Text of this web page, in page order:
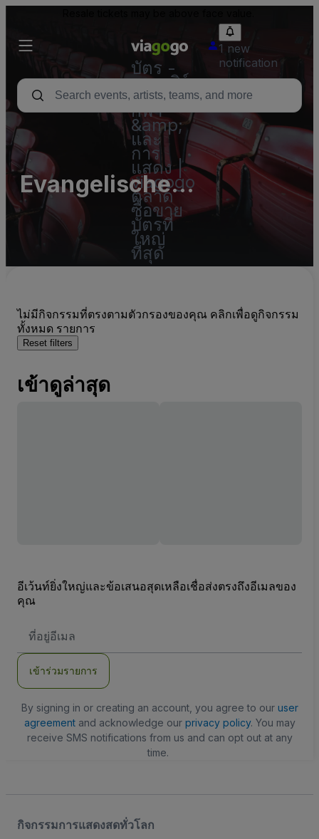
บัตร -
คอนเสิร์ต
บัตร
กีฬา
&amp;
และ
การ
แสดง |
viagogo
ตลาด
ซื้อขาย
บัตรที่
ใหญ่
ที่สุด
1 new
notification
Evangelische
Antholianus Kirche
ไม่มีกิจกรรมที่ตรงตามตัวกรองของคุณ คลิกเพื่อดูกิจกรรม
ทั้งหมด รายการ
Reset filters
เข้าดูล่าสุด
อีเว้นท์ยิ่งใหญ่และข้อเสนอสุดเหลือเชื่อส่งตรงถึงอีเมลของ
คุณ
อยู่
เข้าร่วมรายการ
By signing in or creating an account, you agree to our user
agreementand acknowledge our privacy policy. You may
receive SMS notifications from us and can opt out at any
time.
กิจกรรมการแสดงสดทั่วโลก